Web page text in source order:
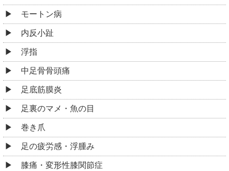
モートン病
内反小趾
浮指
中足骨骨頭痛
足底筋膜炎
足裏のマメ・魚の目
巻き爪
足の疲労感・浮腫み
膝痛・変形性膝関節症